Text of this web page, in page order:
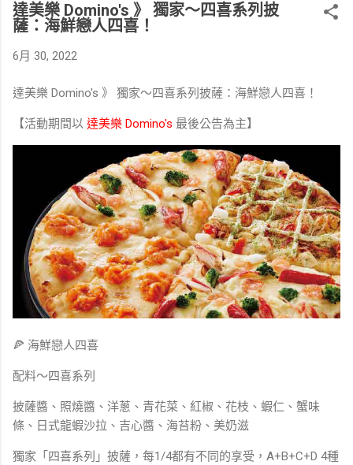
達美樂 Domino's 》 獨家～四喜系列披
薩：海鮮戀人四喜！
6月 30, 2022
達美樂 Domino's 》 獨家～四喜系列披薩：海鮮戀人四喜！
【活動期間以 達美樂 Domino's 最後公告為主】
🍕 海鮮戀人四喜
配料～四喜系列
披薩醬、照燒醬、洋蔥、青花菜、紅椒、花枝、蝦仁、蟹味
條、日式龍蝦沙拉、吉心醬、海苔粉、美奶滋
獨家「四喜系列」披薩，每1/4都有不同的享受，A+B+C+D 4種